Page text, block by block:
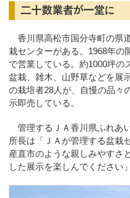
二十数業者が一堂に
香川県高松市国分寺町の県
栽センターがある。1968年の
で営業している。約1000坪の
盆栽、雑木、山野草などを展
の栽培者28人が、自慢の品々
示即売している。
管理するＪＡ香川県ふれあ
所長は「ＪＡが管理する盆栽
産直市のような親しみやすさ
した展示を楽しんでください